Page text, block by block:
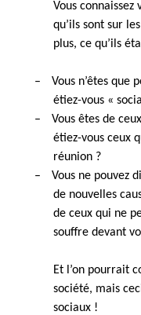
Vous connaissez
qu’ils sont sur
plus, ce qu’ils
–
Vous n’êtes que
étiez-vous «
–
Vous êtes de
étiez-vous ceux
réunion ?
–
Vous ne pouvez
de nouvelles
de ceux qui ne
souffre devant
Et l’on pourrait
société, mais
sociaux !